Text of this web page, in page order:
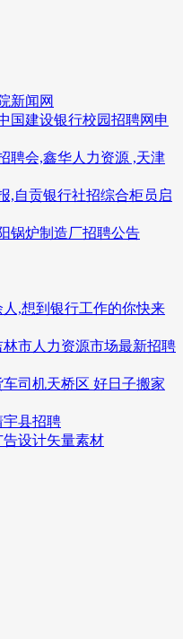
新闻网
国建设银行校园招聘网申
聘会,鑫华人力资源 ,天津
,自贡银行社招综合柜员启
锅炉制造厂招聘公告
人,想到银行工作的你快来
市人力资源市场最新招聘
司机天桥区 好日子搬家
宇县招聘
设计矢量素材